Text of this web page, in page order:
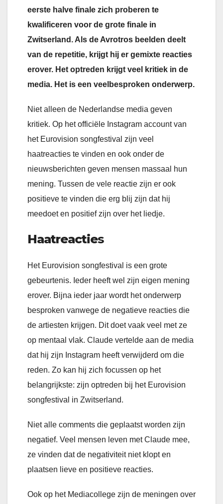
eerste halve finale zich proberen te
kwalificeren voor de grote finale in
Zwitserland. Als de Avrotros beelden deelt
van de repetitie, krijgt hij er gemixte reacties
erover. Het optreden krijgt veel kritiek in de
media. Het is een veelbesproken onderwerp.
Niet alleen de Nederlandse media geven
kritiek. Op het officiële Instagram account van
het Eurovision songfestival zijn veel
haatreacties te vinden en ook onder de
nieuwsberichten geven mensen massaal hun
mening. Tussen de vele reactie zijn er ook
positieve te vinden die erg blij zijn dat hij
meedoet en positief zijn over het liedje.
Haatreacties
Het Eurovision songfestival is een grote
gebeurtenis. Ieder heeft wel zijn eigen mening
erover. Bijna ieder jaar wordt het onderwerp
besproken vanwege de negatieve reacties die
de artiesten krijgen. Dit doet vaak veel met ze
op mentaal vlak. Claude vertelde aan de media
dat hij zijn Instagram heeft verwijderd om die
reden. Zo kan hij zich focussen op het
belangrijkste: zijn optreden bij het Eurovision
songfestival in Zwitserland.
Niet alle comments die geplaatst worden zijn
negatief. Veel mensen leven met Claude mee,
ze vinden dat de negativiteit niet klopt en
plaatsen lieve en positieve reacties.
Ook op het Mediacollege zijn de meningen over